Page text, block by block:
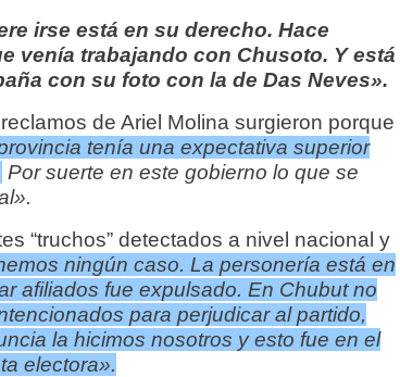
irse está en su derecho. Hace
venía trabajando con Chusoto. Y está
con su foto con la de Das Neves».
de Ariel Molina surgieron porque
tenía una expectativa superior
Por suerte en este gobierno lo que se
“truchos” detectados a nivel nacional y
ningún caso. La personería está en
afiliados fue expulsado. En Chubut no
para perjudicar al partido,
la hicimos nosotros y esto fue en el
electora».